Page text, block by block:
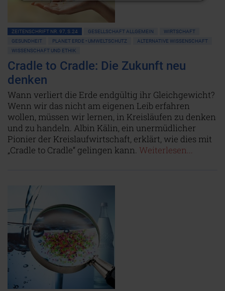
ZEITENSCHRIFT NR. 97, S.24 GESELLSCHAFT ALLGEMEIN
WIRTSCHAFT
GESUNDHEIT
PLANET ERDE • UMWELTSCHUTZ
ALTERNATIVE WISSENSCHAFT
WISSENSCHAFT UND ETHIK
Cradle to Cradle: Die Zukunft neu
denken
Wann verliert die Erde endgültig ihr Gleichgewicht?
Wenn wir das nicht am eigenen Leib erfahren
wollen, müssen wir lernen, in Kreisläufen zu denken
und zu handeln. Albin Kälin, ein unermüdlicher
Pionier der Kreislaufwirtschaft, erklärt, wie dies mit
„Cradle to Cradle“ gelingen kann. Weiterlesen...